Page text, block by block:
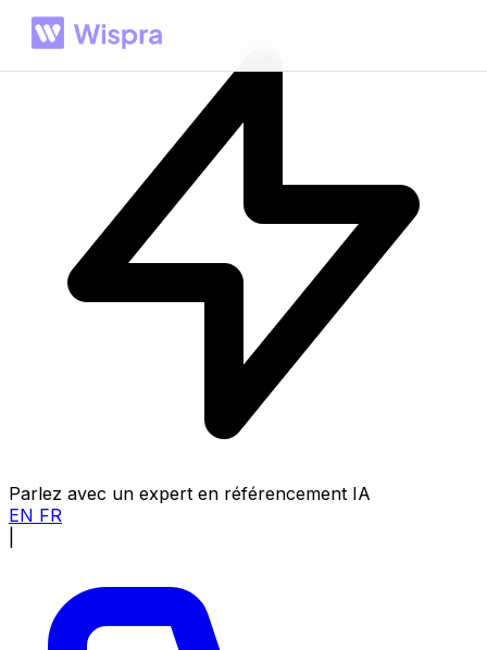
Parlez avec un expert en référencement IA
EN FR